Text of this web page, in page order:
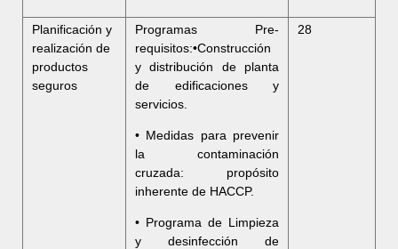
Planificación y
realización de
productos
seguros
Programas Pre-
requisitos:•Construcción
y distribución de planta
de edificaciones y
servicios.
• Medidas para prevenir
la contaminación
cruzada: propósito
inherente de HACCP.
• Programa de Limpieza
y desinfección de
28